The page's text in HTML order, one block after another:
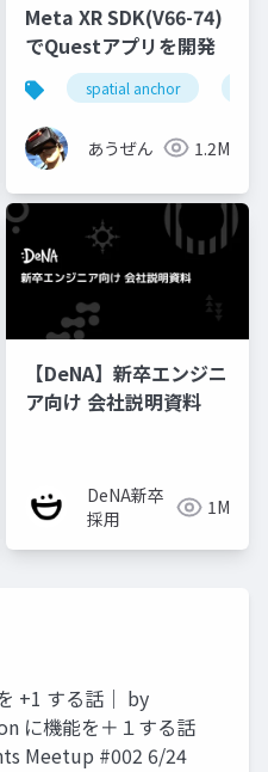
ue-rendering
Meta XR SDK(V66-74)
でQuestアプリを開発
spatial anchor
あうぜん 1.2M
【DeNA】新卒エンジニ
ア向け 会社説明資料
DeNA新卒
採用
1M
+1 する話｜ by
に機能を＋１する話
Meetup #002 6/24